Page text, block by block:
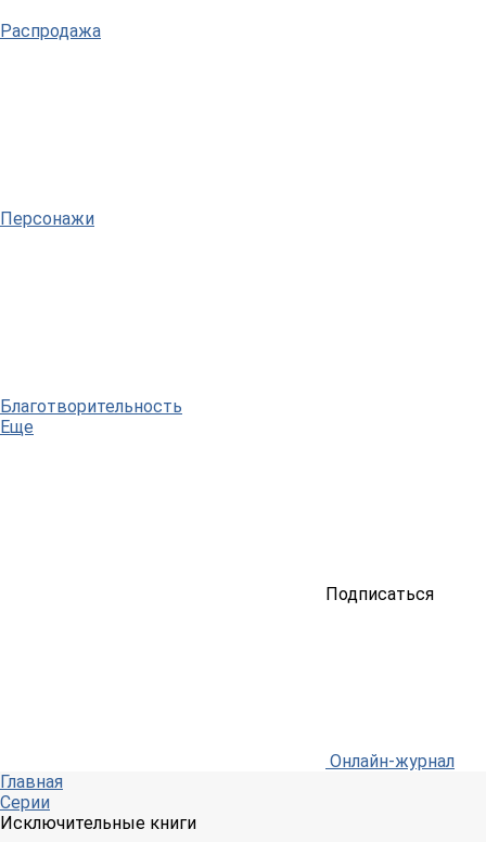
Распродажа
Персонажи
Благотворительность
Еще
Подписаться
Онлайн-журнал
Главная
Серии
Исключительные книги